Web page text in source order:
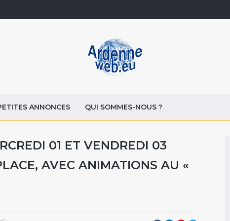
ANNONCES QUI SOMMES-NOUS ?
01 ET VENDREDI 03
AVEC ANIMATIONS AU «